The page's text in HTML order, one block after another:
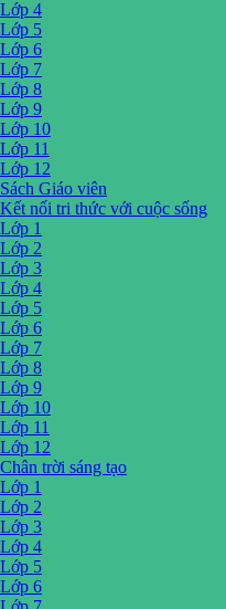
Lớp 4
Lớp 5
Lớp 6
Lớp 7
Lớp 8
Lớp 9
Lớp 10
Lớp 11
Lớp 12
Sách Giáo viên
Kết nối tri thức với cuộc sống
Lớp 1
Lớp 2
Lớp 3
Lớp 4
Lớp 5
Lớp 6
Lớp 7
Lớp 8
Lớp 9
Lớp 10
Lớp 11
Lớp 12
Chân trời sáng tạo
Lớp 1
Lớp 2
Lớp 3
Lớp 4
Lớp 5
Lớp 6